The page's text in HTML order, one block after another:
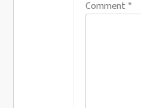
Comment*